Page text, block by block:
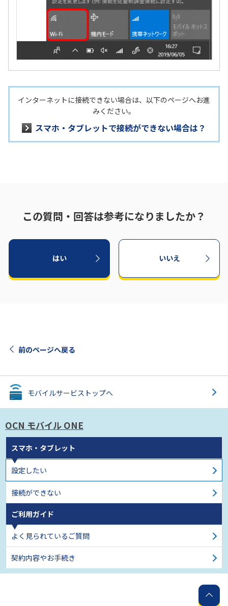
8/9
インターネットに接続できない場合は、以下のページへお進
みください。
スマホ・タブレットで接続ができない場合は？
この質問・回答は参考になりましたか？
はい いいえ
前のページへ戻る
モバイルサービス トップへ
OCN モバイル ONE
スマホ・タブレット
設定したい
接続ができない
ご利用ガイド
よく見られているご質問
契約内容やお手続き